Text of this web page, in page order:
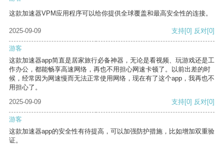
这款加速器VPM应用程序可以给你提供全球覆盖和最高安全性的连接。
2025-09-09 支持[0] 反对[0]
游客
这款加速器app简直是居家旅行必备神器，无论是看视频、玩游戏还是工
作办公，都能畅享高速网络，再也不用担心网速卡顿了。以前出差的时
候，经常因为网速慢而无法正常使用网络，现在有了这个app，我再也不
用担心了。
2025-09-09
支持[0] 反对[0]
游客
这款加速器app的安全性有待提高，可以加强防护措施，比如增加双重验
证。